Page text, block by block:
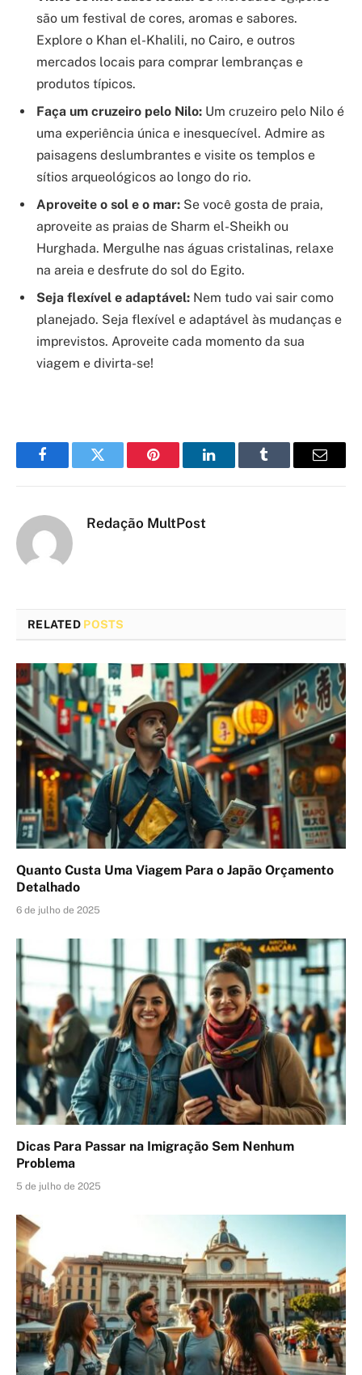
são um festival de cores, aromas e sabores.
Explore o Khan el-Khalili, no Cairo, e outros
mercados locais para comprar lembranças e
produtos típicos.
Faça um cruzeiro pelo Nilo: Um cruzeiro pelo Nilo é
uma experiência única e inesquecível. Admire as
paisagens deslumbrantes e visite os templos e
sítios arqueológicos ao longo do rio.
Aproveite o sol e o mar: Se você gosta de praia,
aproveite as praias de Sharm el-Sheikh ou
Hurghada. Mergulhe nas águas cristalinas, relaxe
na areia e desfrute do sol do Egito.
Seja flexível e adaptável: Nem tudo vai sair como
planejado. Seja flexível e adaptável às mudanças e
imprevistos. Aproveite cada momento da sua
viagem e divirta-se!
FacebookTwitter Pinterest LinkedInTumblr Email
Redação MultPost
RELATED POSTS
Quanto Custa Uma Viagem Para o Japão Orçamento
Detalhado
6 de julho de 2025
Dicas Para Passar na Imigração Sem Nenhum
Problema
5 de julho de 2025